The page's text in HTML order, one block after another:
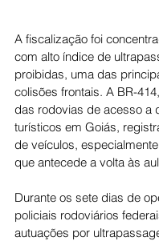
A fiscalização foi
com alto índice de
proibidas, uma das
colisões frontais. A BR-
das rodovias de acesso a
turísticos em Goiás,
de veículos,
que antecede a volta às
Durante os sete dias de
policiais rodoviários
autuações por